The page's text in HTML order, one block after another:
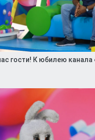
гости! К юбилею канала